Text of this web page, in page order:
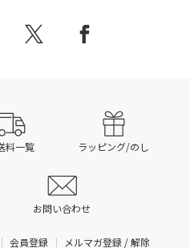
料一覧 ラッピング/のし
お問い合わせ
会員登録 メルマガ登録 / 解除